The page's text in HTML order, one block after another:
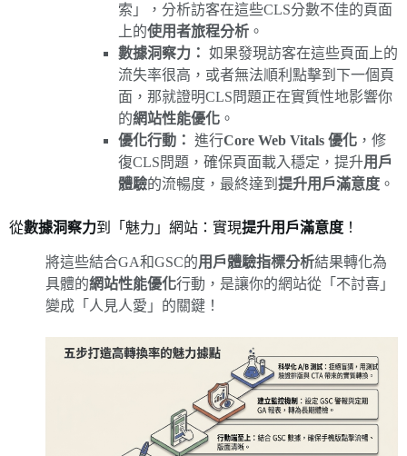
索」，分析訪客在這些CLS分數不佳的頁面
上的使用者旅程分析 。
數據洞察力： 如果發現訪客在這些頁面上的
流失率很高，或者無法順利點擊到下一個頁
面，那就證明CLS問題正在實質性地影響你
的網站性能優化 。
優化行動： 進行Core Web Vitals 優化 ，修
復CLS問題，確保頁面載入穩定，提升用戶
體驗的流暢度，最終達到 提升用戶滿意度 。
從數據洞察力到「魅力」網站：實現提升用戶滿意度 ！
將這些結合GA和GSC的用戶體驗指標分析結果轉化為
具體的網站性能優化行動，是讓你的網站從「不討喜」
變成「人見人愛」的關鍵！